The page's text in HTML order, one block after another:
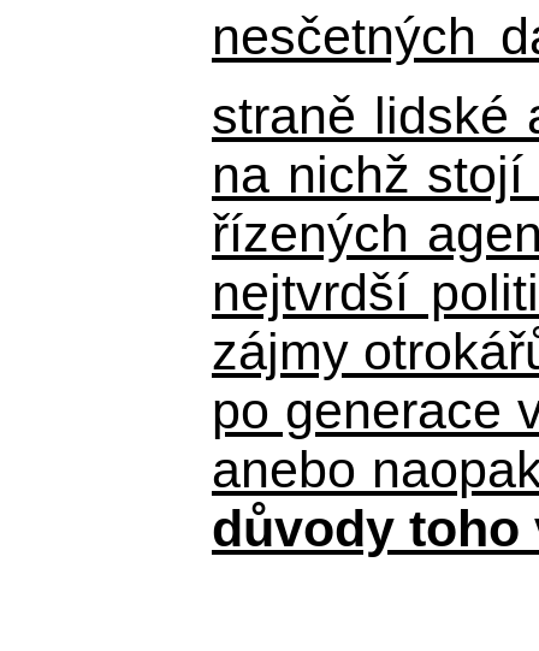
nesčetných
straně lidské
na nichž
řízených
nejtvrdší
zájmy
po generace
anebo
důvody toho